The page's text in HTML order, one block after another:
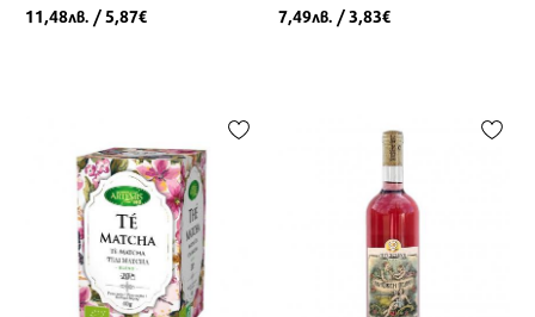
11,48лв. / 5,87€ 7,49лв. / 3,83€